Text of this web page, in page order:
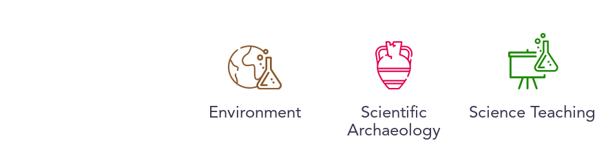
Environment
Scientific
Archaeology
Science Teaching